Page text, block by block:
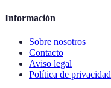
Información
Sobre nosotros
Contacto
Aviso legal
Política de privacidad